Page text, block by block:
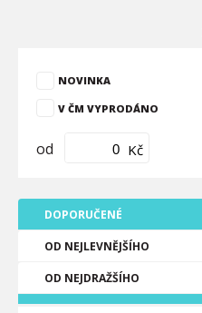
NOVINKA
V ČM VYPRODÁNO
od Kč
DOPORUČENÉ
OD NEJLEVNĚJŠÍHO
OD NEJDRAŽŠÍHO